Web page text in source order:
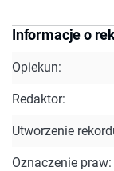
Informacje o
Opiekun:
Redaktor:
Utworzenie
Oznaczenie praw: